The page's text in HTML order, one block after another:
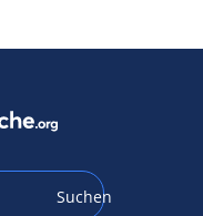
Suchen